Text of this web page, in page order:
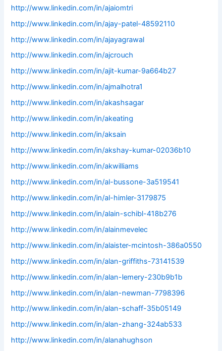
http://www.linkedin.com/in/ajaiomtri
http://www.linkedin.com/in/ajay-patel-48592110
http://www.linkedin.com/in/ajayagrawal
http://www.linkedin.com/in/ajcrouch
http://www.linkedin.com/in/ajit-kumar-9a664b27
http://www.linkedin.com/in/ajmalhotra1
http://www.linkedin.com/in/akashsagar
http://www.linkedin.com/in/akeating
http://www.linkedin.com/in/aksain
http://www.linkedin.com/in/akshay-kumar-02036b10
http://www.linkedin.com/in/akwilliams
http://www.linkedin.com/in/al-bussone-3a519541
http://www.linkedin.com/in/al-himler-3179875
http://www.linkedin.com/in/alain-schibl-418b276
http://www.linkedin.com/in/alainmevelec
http://www.linkedin.com/in/alaister-mcintosh-386a0550
http://www.linkedin.com/in/alan-griffiths-73141539
http://www.linkedin.com/in/alan-lemery-230b9b1b
http://www.linkedin.com/in/alan-newman-7798396
http://www.linkedin.com/in/alan-schaff-35b05149
http://www.linkedin.com/in/alan-zhang-324ab533
http://www.linkedin.com/in/alanahughson